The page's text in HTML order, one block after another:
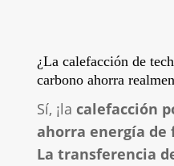
¿La calefacción de
carbono ahorra
Sí, ¡la calefacción
ahorra energía de
La transferencia